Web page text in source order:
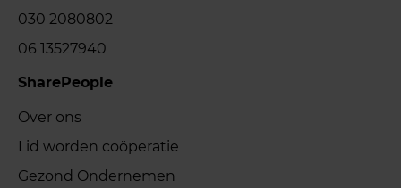
030 2080802
06 13527940
SharePeople
Over ons
Lid worden coöperatie
Gezond Ondernemen